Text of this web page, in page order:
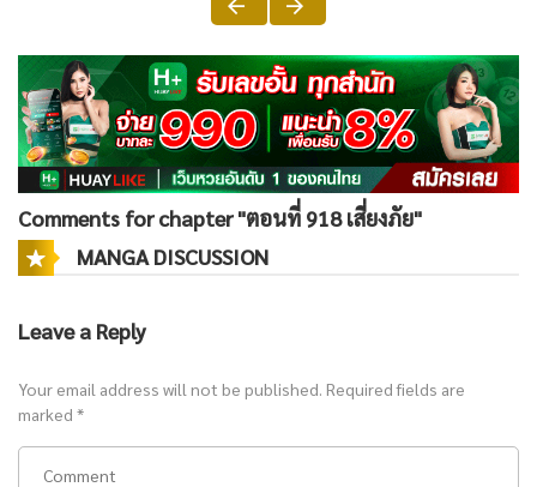
Comments for chapter "ตอนที่ 918 เสี่ยงภัย"
MANGA DISCUSSION
Leave a Reply
Your email address will not be published. Required fields are
marked *